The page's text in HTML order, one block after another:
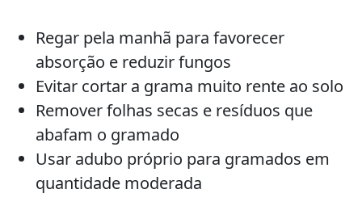
Regar pela manhã para favorecer
absorção e reduzir fungos
Evitar cortar a grama muito rente ao solo
Remover folhas secas e resíduos que
abafam o gramado
Usar adubo próprio para gramados em
quantidade moderada